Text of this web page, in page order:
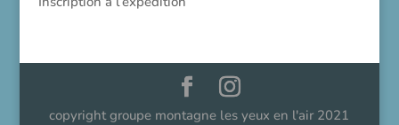
copyright groupe montagne les yeux en l'air 2021